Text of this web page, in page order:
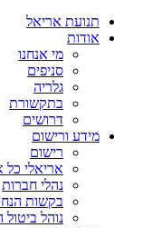
תנועת אריאל
אודות
מי אנחנו
סניפים
גלריה
בתקשורת
דרושים
מידע ורישום
רישום
אריאלי כל
נהלי חברות
בקשות הנחה
נוהל ביטול